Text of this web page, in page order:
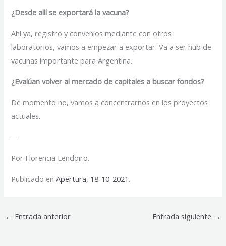
¿Desde allí se exportará la vacuna?
Ahí ya, registro y convenios mediante con otros
laboratorios, vamos a empezar a exportar. Va a ser hub de
vacunas importante para Argentina.
¿Evalúan volver al mercado de capitales a buscar fondos?
De momento no, vamos a concentrarnos en los proyectos
actuales.
—
Por Florencia Lendoiro.
Publicado enApertura, 18-10-2021 .
← Entrada anterior Entrada siguiente →